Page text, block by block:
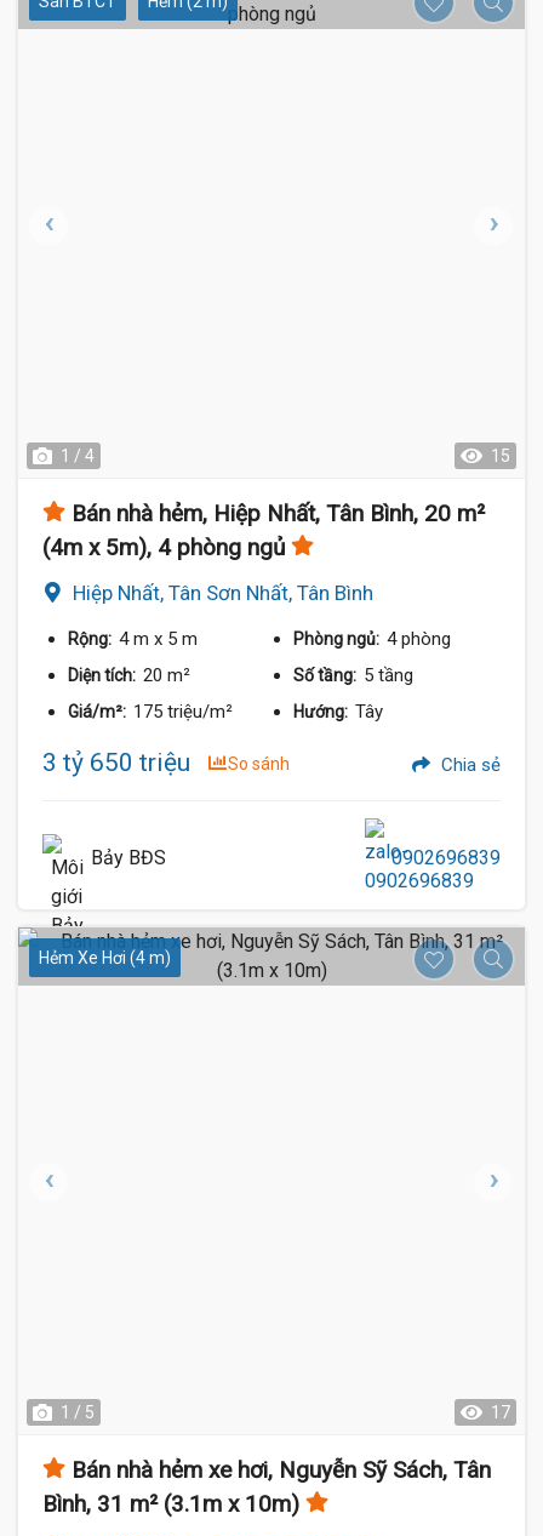
1 / 4 15
Bán nhà hẻm, Hiệp Nhất, Tân Bình, 20 m²
(4m x 5m), 4 phòng ngủ
Hiệp Nhất, Tân Sơn Nhất, Tân Bình
Rộng: 4 m x 5 m Phòng ngủ: 4 phòng
Diện tích: 20 m² Số tầng: 5 tầng
Giá/m²: 175 triệu/m² Hướng: Tây
3 tỷ 650 triệu So sánh Chia sẻ
Bảy BĐS 0902696839
Hẻm Xe Hơi (4 m)
1 / 5 17
Bán nhà hẻm xe hơi, Nguyễn Sỹ Sách, Tân
Bình, 31 m² (3.1m x 10m)